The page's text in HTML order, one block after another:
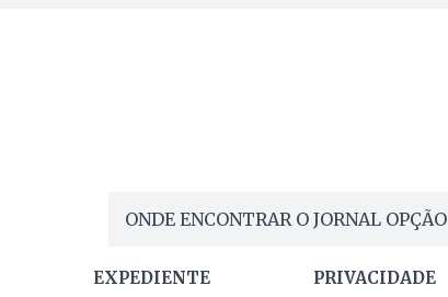
ONDE ENCONTRAR O JORNAL OPÇÃO
EXPEDIENTE PRIVACIDADE